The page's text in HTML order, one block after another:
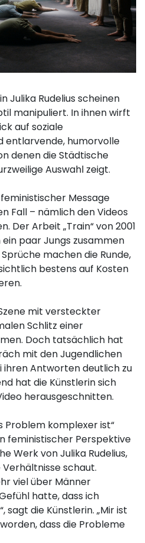
Julika Rudelius scheinen
manipuliert. In ihnen wirft
auf soziale
entlarvende, humorvolle
denen die Städtische
Auswahl zeigt.
Message
Fall – nämlich den Videos
Der Arbeit „Train“ von 2001
ein paar Jungs zusammen
machen die Runde,
bestens auf Kosten
mit versteckter
Schlitz einer
Doch tatsächlich hat
mit den Jugendlichen
ihren Antworten deutlich zu
hat die Künstlerin sich
herausgeschnitten.
Problem komplexer ist“
feministischer Perspektive
Werk von Julika Rudelius,
schaut.
viel über Männer
hatte, dass ich
sagt die Künstlerin. „Mir ist
dass die Probleme